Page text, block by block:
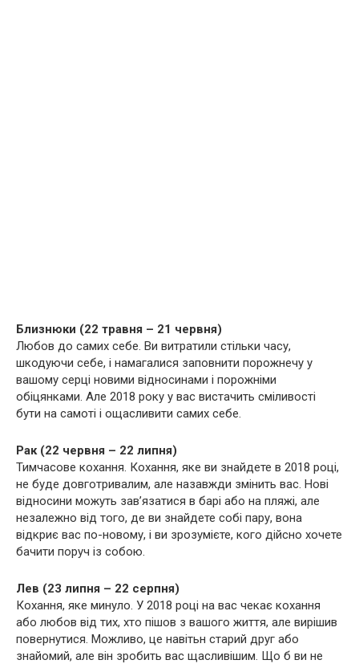
Близнюки (22 травня – 21 червня)
Любов до самих себе. Ви витратили стільки часу,
шкодуючи себе, і намагалися заповнити порожнечу у
вашому серці новими відносинами і порожніми
обіцянками. Але 2018 року у вас вистачить сміливості
бути на самоті і ощасливити самих себе.
Рак (22 червня – 22 липня)
Тимчасове кохання. Кохання, яке ви знайдете в 2018 році,
не буде довготривалим, але назавжди змінить вас. Нові
відносини можуть зав’язатися в барі або на пляжі, але
незалежно від того, де ви знайдете собі пару, вона
відкриє вас по-новому, і ви зрозумієте, кого дійсно хочете
бачити поруч із собою.
Лев (23 липня – 22 серпня)
Кохання, яке минуло. У 2018 році на вас чекає кохання
або любов від тих, хто пішов з вашого життя, але вирішив
повернутися. Можливо, це навітьн старий друг або
знайомий, але він зробить вас щасливішим. Що б ви не